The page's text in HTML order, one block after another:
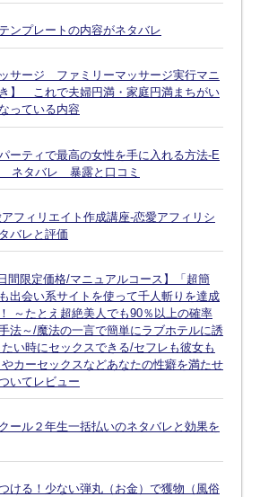
ンプレートの内容がネタバレ
サージ ファミリーマッサージ実行マニ
】 これで夫婦円満・家庭円満まちがい
っている内容
ーティで最高の女性を手に入れる方法-E
ネタバレ 暴露と口コミ
フィリエイト作成講座-恋愛アフィリシ
バレと評価
間限定価格/マニュアルコース】「超簡
出会い系サイトを使って千人斬りを達成
～たとえ超絶美人でも90％以上の確率
法～/魔法の一言で簡単にラブホテルに誘
い時にセックスできる/セフレも彼女も
カーセックスなどあなたの性癖を満たせ
いてレビュー
ール２年生一括払いのネタバレと効果を
ける！少ない弾丸（お金）で獲物（風俗